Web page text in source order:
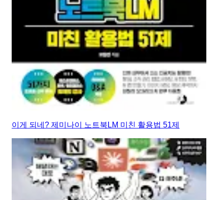
이게 되네? 제미나이 노트북LM 미친 활용법 51제